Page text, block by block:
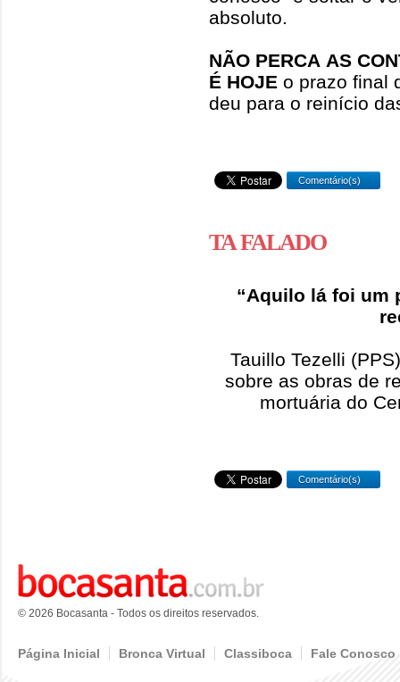
absoluto.
NÃO PERCA AS
É HOJE o prazo final
deu para o reinício
Comentário(s)
TA FALADO
“Aquilo lá foi um
Tauillo Tezelli
sobre as obras de
mortuária do
Comentário(s)
© 2026 Bocasanta - Todos os direitos reservados.
Página Inicial Bronca Virtual Classiboca Fale Conosco